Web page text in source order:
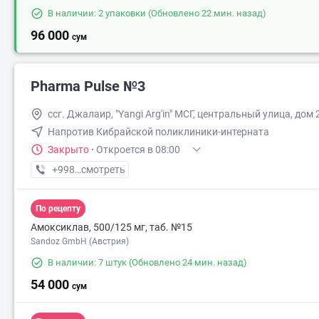
В наличии: 2 упаковки (Обновлено 22 мин. назад)
96 000 сум
Pharma Pulse №3
ссг. Джалаир, "Yangi Arg'in" МСГ, центральный улица, дом
Напротив Кибрайской поликлиники-интерната
Закрыто · Откроется в 08:00
+998 (91) XXX-XX-XX
смотреть
По рецепту
Амоксиклав, 500/125 мг, таб. №15
Sandoz GmbH (Австрия)
В наличии: 7 штук (Обновлено 24 мин. назад)
54 000 сум